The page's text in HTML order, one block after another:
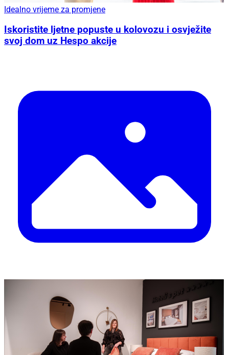
Idealno vrijeme za promjene
Iskoristite ljetne popuste u kolovozu i osvježite
svoj dom uz Hespo akcije